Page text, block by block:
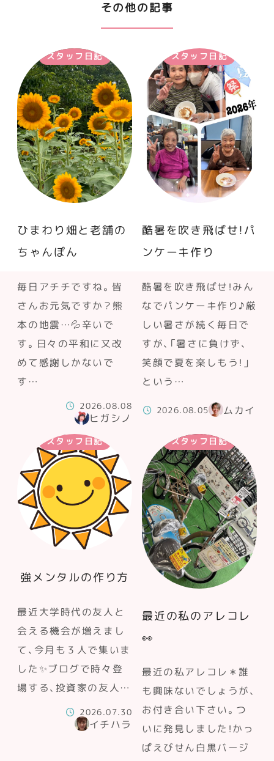
その他の記事
スタッフ日記
ひまわり畑と老舗の
ちゃんぽん
毎日アチチですね。皆
さんお元気ですか？熊
本の地震…💦辛いで
す。日々の平和に又改
めて感謝しかないで
す…
2026.08.08
ヒガシノ
スタッフ日記
酷暑を吹き飛ばせ！パ
ンケーキ作り
酷暑を吹き飛ばせ！みん
なでパンケーキ作り♪厳
しい暑さが続く毎日で
すが、「暑さに負けず、
笑顔で夏を楽しもう！」
という…
2026.08.05 ムカイ
スタッフ日記
強メンタルの作り方
最近大学時代の友人と
会える機会が増えまし
て、今月も３人で集いま
した✨ブログで時々登
場する、投資家の友人…
2026.07.30
イチハラ
スタッフ日記
最近の私のアレコレ
👀
最近の私アレコレ＊誰
も興味ないでしょうが、
お付き合い下さい。つ
いに発見しました！かっ
ぱえびせん白黒バージ